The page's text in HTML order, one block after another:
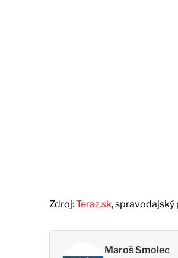
Zdroj:Teraz.sk,
Maroš Smolec